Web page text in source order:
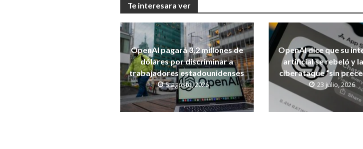
Te interesara ver
OpenAI pagará 3,2 millones de
dólares por discriminar a
trabajadores estadounidenses
5 agosto, 2026
OpenAI dice que su
artificial se rebeló y
ciberataque “sin
23 julio, 2026